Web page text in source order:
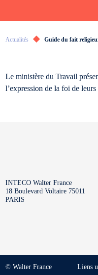
Actualités Guide du fait
Le ministère du Travail
l’expression de la foi de leurs
INTECO Walter France
18 Boulevard Voltaire 75011
PARIS
© Walter France Liens